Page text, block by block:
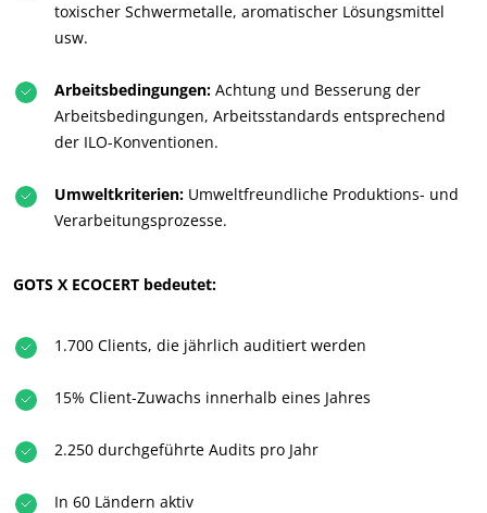
UNSERE CSR-VERPFLICHTUNGEN
Mit unseren Teams bewegen
Aktiv für unsere Umwelt
toxischer Schwermetalle, aromatischer Lösungsmittel
usw.
Arbeitsbedingungen: Achtung und Besserung der
Arbeitsbedingungen, Arbeitsstandards entsprechend
der ILO-Konventionen.
Umweltkriterien: Umweltfreundliche Produktions- und
Verarbeitungsprozesse.
GOTS X ECOCERT bedeutet:
1.700 Clients, die jährlich auditiert werden
15% Client-Zuwachs innerhalb eines Jahres
2.250 durchgeführte Audits pro Jahr
In 60 Ländern aktiv